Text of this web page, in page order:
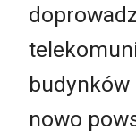
budynków
nowo